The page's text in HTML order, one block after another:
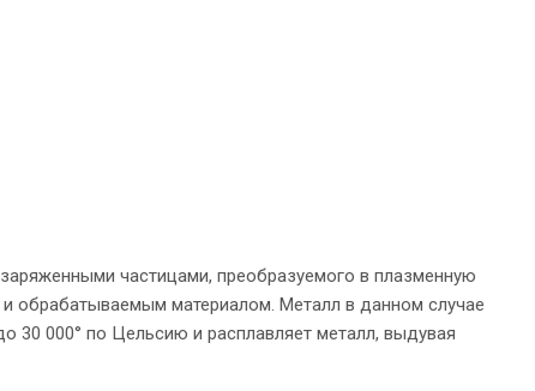
частицами, преобразуемого в плазменную
обрабатываемым материалом. Металл в данном случае
30 000° по Цельсию и расплавляет металл, выдувая